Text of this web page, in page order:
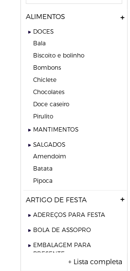
ALIMENTOS
DOCES
bala
biscoito e bolinho
bombons
chiclete
chocolates
doce caseiro
pirulito
MANTIMENTOS
SALGADOS
amendoim
batata
pipoca
ARTIGO DE FESTA
ADEREÇOS PARA FESTA
BOLA DE ASSOPRO
EMBALAGEM PARA
PRESENTE
+ Lista completa